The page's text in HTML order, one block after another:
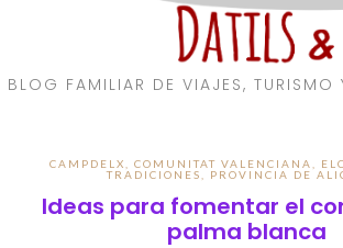
BLOG FAMILIAR DE VIAJES, TURISMO
CAMPDELX COMUNITAT VALENCIANA
TRADICIONES
PROVINCIA DE
Ideas para fomentar el
palma blanca